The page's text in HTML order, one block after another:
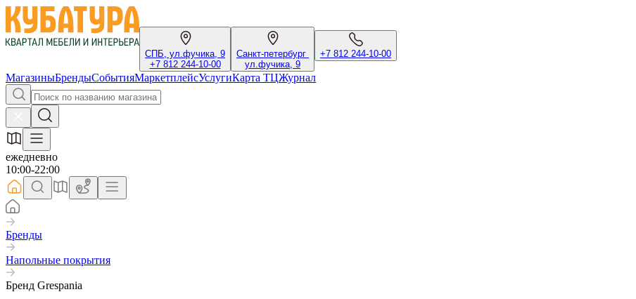
СПБ, ул.фучика, 9
+7 812 244-10-00
Санкт-петербург
ул.фучика, 9
+7 812 244-10-00
МагазиныБрендыСобытияМаркетплейсУслугиКарта ТЦЖурнал
ежедневно
10:00-22:00
Бренды
Напольные покрытия
Бренд Grespania